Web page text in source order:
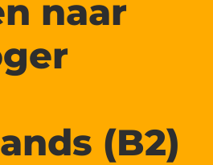
naar
(B2)